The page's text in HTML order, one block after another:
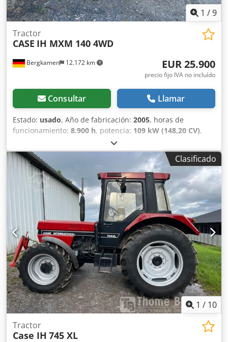
1 /9
Bergkamen 12.172 km
Tractor
CASE IH MXM 140 4WD
EUR 25.900
precio fijo IVA no incluído
Consultar Llamar
Estado: usado, Año de fabricación: 2005, horas de
funcionamiento: 8.900 h, potencia: 109 kW (148,20 CV),
ABS, aire acondicionado, cabina, tracción a
las cuatro ruedas, Peso muerto: 5.868 kg Longitud: 4.692
mm Ancho: 2,507 mm Altura: 2.997 mm Distancia entre
ejes: 2.723 mm Potencia nominal: 105,9 kW, 144 CV
Velocidad nominal: 2.200 rpm Csdowlmt Iepfx Agpeha
Número de cilindros: 6 Cilindrada: 7.480 cm³ Aumento del
par: 51,3 Tracción en las cuatro ruedas
Clasificado
1 / 10
Tractor
Case IH 745 XL